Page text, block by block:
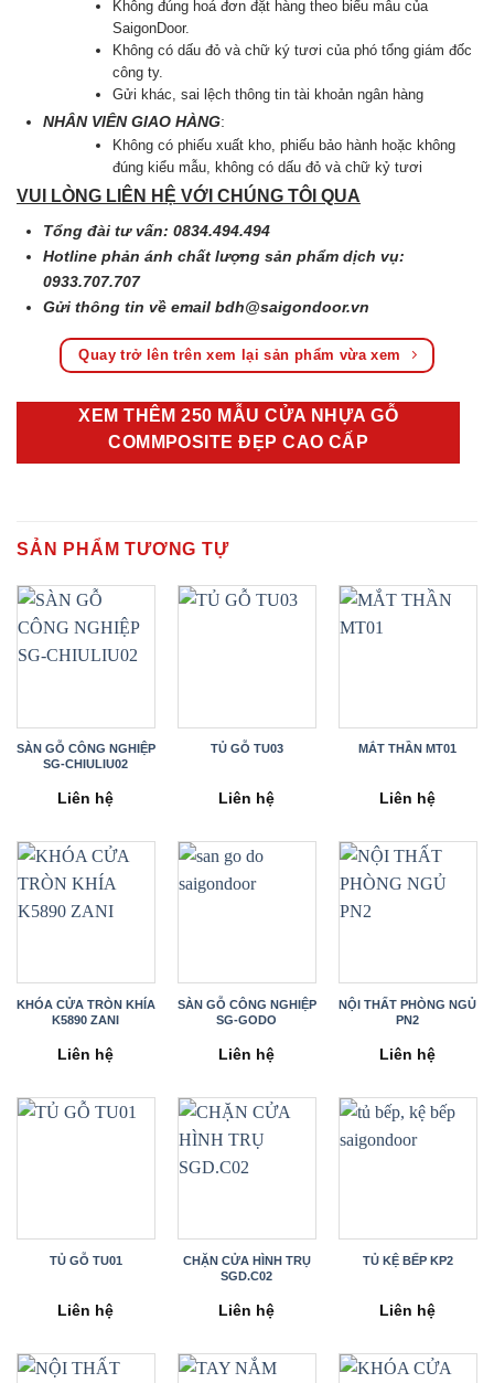
Không đúng hoá đơn đặt hàng theo biểu mẫu của
SaigonDoor.
Không có dấu đỏ và chữ ký tươi của phó tổng giám đốc
công ty.
Gửi khác, sai lệch thông tin tài khoản ngân hàng
NHÂN VIÊN GIAO HÀNG:
Không có phiếu xuất kho, phiếu bảo hành hoặc không
đúng kiểu mẫu, không có dấu đỏ và chữ kỷ tươi
VUI LÒNG LIÊN HỆ VỚI CHÚNG TÔI QUA
Tổng đài tư vấn: 0834.494.494
Hotline phản ánh chất lượng sản phẩm dịch vụ:
0933.707.707
Gửi thông tin về emailbdh@saigondoor.vn
Quay trở lên trên xem lại sản phẩm vừa xem
XEM THÊM 250 MẪU CỬA NHỰA GỖ
COMMPOSITE ĐẸP CAO CẤP
SẢN PHẨM TƯƠNG TỰ
SÀN GỖ CÔNG NGHIỆP
SG-CHIULIU02
Liên hệ
TỦ GỖ TU03
Liên hệ
MẮT THẦN MT01
Liên hệ
KHÓA CỬA TRÒN KHÍA
K5890 ZANI
Liên hệ
SÀN GỖ CÔNG NGHIỆP
SG-GODO
Liên hệ
NỘI THẤT PHÒNG NGỦ
PN2
Liên hệ
TỦ GỖ TU01
Liên hệ
CHẶN CỬA HÌNH TRỤ
SGD.C02
Liên hệ
TỦ KỆ BẾP KP2
Liên hệ